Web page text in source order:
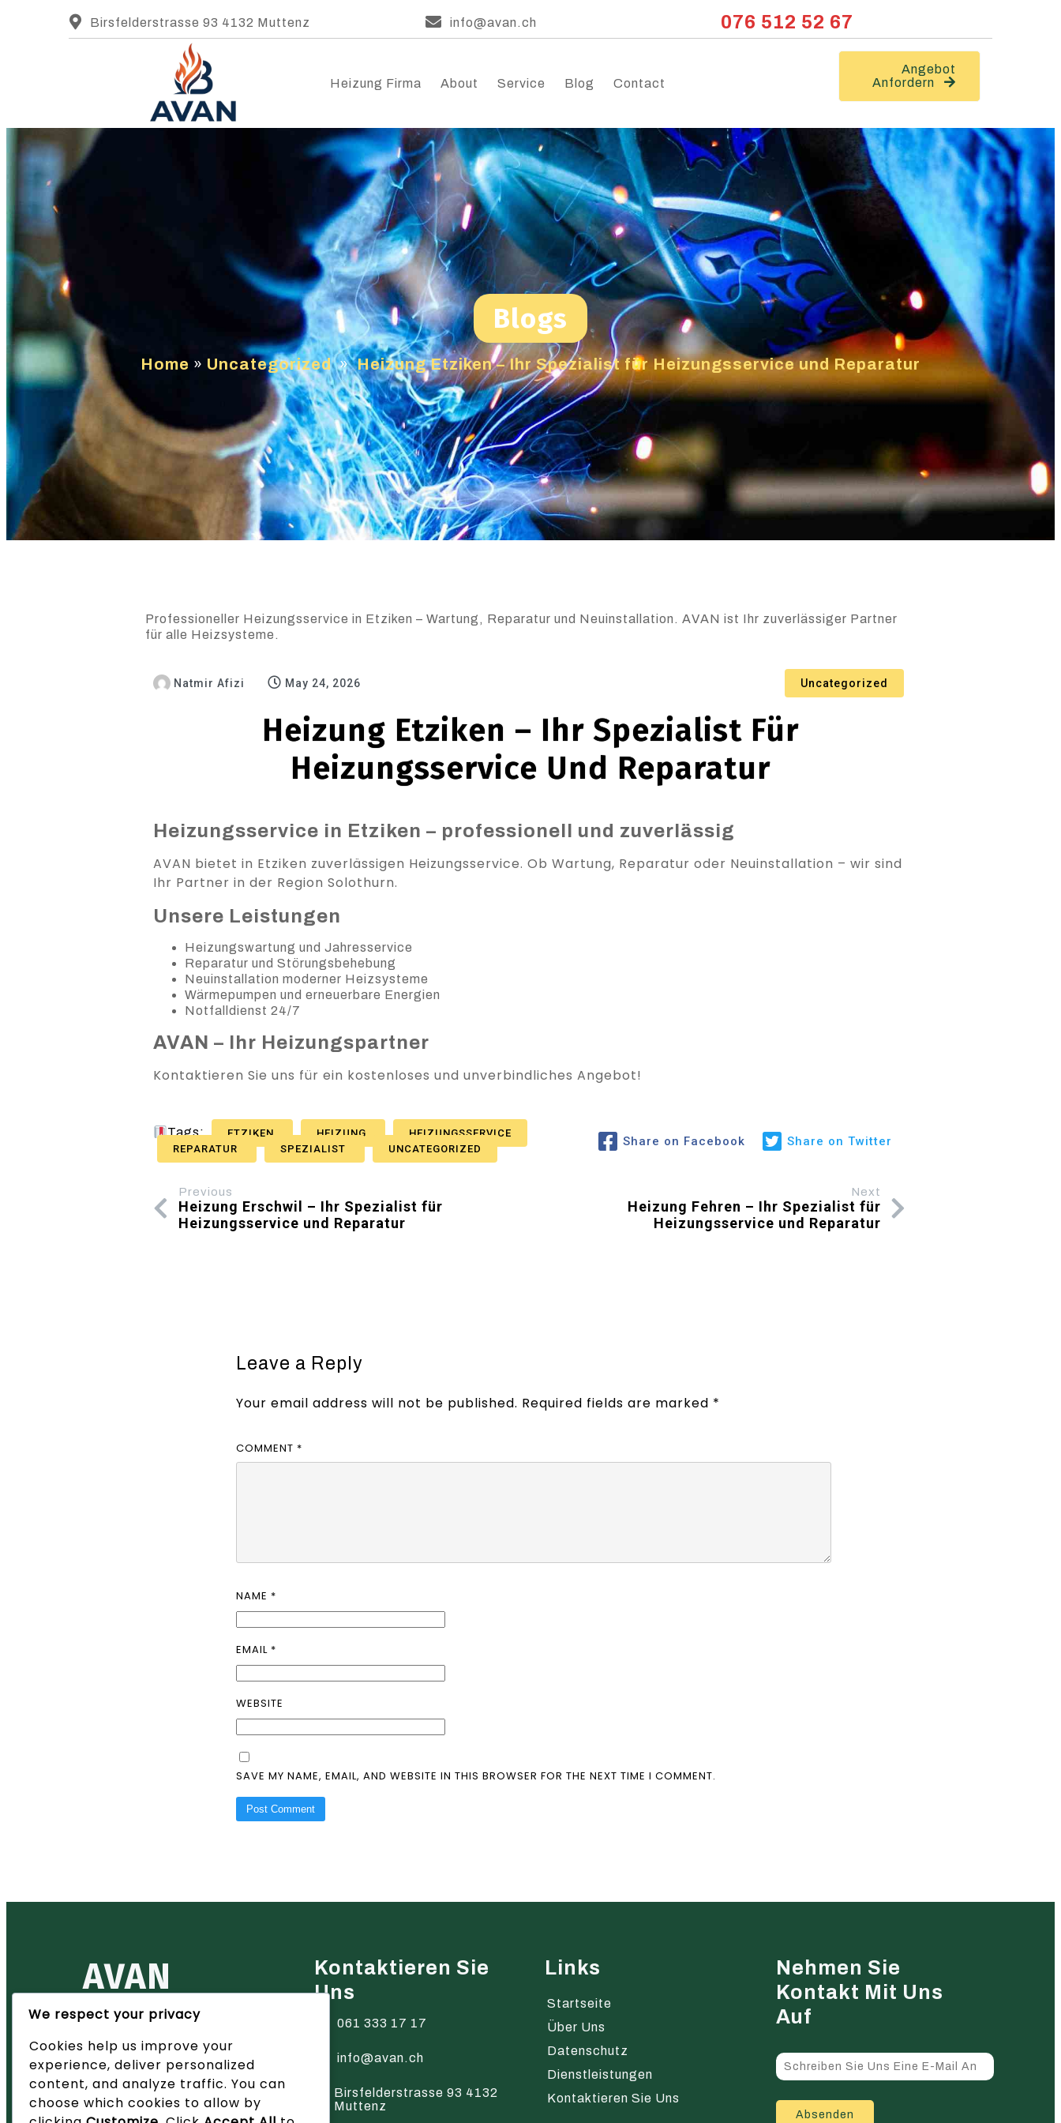
Birsfelderstrasse 93 4132 Muttenz info@avan.ch 076 512 52 67
Heizung Firma About Service Blog Contact
Angebot
Anfordern
Blogs
Home » Uncategorized » Heizung Etziken – Ihr Spezialist für Heizungsservice und Reparatur
Professioneller Heizungsservice in Etziken – Wartung, Reparatur und Neuinstallation. AVAN ist Ihr zuverlässiger Partner
für alle Heizsysteme.
Natmir Afizi May 24, 2026 Uncategorized
Heizung Etziken – Ihr Spezialist Für
Heizungsservice Und Reparatur
Heizungsservice in Etziken – professionell und zuverlässig
AVAN bietet in Etziken zuverlässigen Heizungsservice. Ob Wartung, Reparatur oder Neuinstallation – wir sind
Ihr Partner in der Region Solothurn.
Unsere Leistungen
Heizungswartung und Jahresservice
Reparatur und Störungsbehebung
Neuinstallation moderner Heizsysteme
Wärmepumpen und erneuerbare Energien
Notfalldienst 24/7
AVAN – Ihr Heizungspartner
Kontaktieren Sie uns für ein kostenloses und unverbindliches Angebot!
Tags: ETZIKEN HEIZUNG
HEIZUNGSSERVICE
REPARATUR
SPEZIALIST UNCATEGORIZED
Share on Facebook Share on Twitter
Previous
Heizung Erschwil – Ihr Spezialist für
Heizungsservice und Reparatur
Next
Heizung Fehren – Ihr Spezialist für
Heizungsservice und Reparatur
Leave a Reply
Your email address will not be published. Required fields are marked *
COMMENT *
NAME *
EMAIL *
WEBSITE
SAVE MY NAME, EMAIL, AND WEBSITE IN THIS BROWSER FOR THE NEXT TIME I COMMENT.
AVAN
Ihr zuverlässiger Partner für
– wir bieten innovative Lösungen
und hervorragenden Service.
Kontaktieren Sie
Uns
061 333 17 17
info@avan.ch
Birsfelderstrasse 93 4132
Muttenz
Links
Startseite
Über Uns
Datenschutz
Dienstleistungen
Kontaktieren Sie Uns
Nehmen Sie
Kontakt Mit Uns
Auf
Absenden
We respect your privacy
Cookies help us improve your
experience, deliver personalized
content, and analyze traffic. You can
choose which cookies to allow by